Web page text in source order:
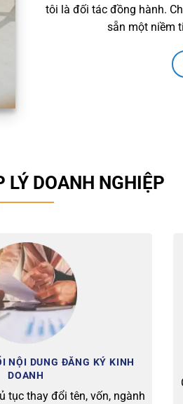
tôi là đối tác đồng hành.
sẵn một niềm
LÝ DOANH NGHIỆP
NỘI DUNG ĐĂNG KÝ KINH
DOANH
tục thay đổi tên, vốn, ngành